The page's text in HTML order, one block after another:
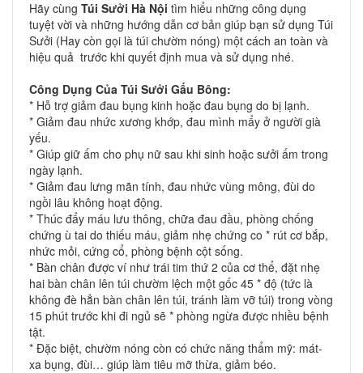
Hãy cùng Túi Sưởi Hà Nội tìm hiểu những công dụng
tuyệt vời và những hướng dẫn cơ bản giúp bạn sử dụng Túi
Sưởi (Hay còn gọi là túi chườm nóng) một cách an toàn và
hiệu quả trước khi quyết định mua và sử dụng nhé.
Công Dụng Của Túi Sưởi Gấu Bông:
* Hỗ trợ giảm đau bụng kinh hoặc đau bụng do bị lạnh.
* Giảm đau nhức xương khớp, đau mình mẩy ở người già
yếu.
* Giúp giữ ấm cho phụ nữ sau khi sinh hoặc sưởi ấm trong
ngày lạnh.
* Giảm đau lưng mãn tính, đau nhức vùng mông, đùi do
ngồi lâu không hoạt động.
* Thúc đẩy máu lưu thông, chữa đau đầu, phòng chống
chứng ù tai do thiếu máu, giảm nhẹ chứng co * rút cơ bắp,
nhức mỏi, cứng cổ, phòng bệnh cột sống.
* Bàn chân được ví như trái tim thứ 2 của cơ thể, đặt nhẹ
hai bàn chân lên túi chườm lệch một gốc 45 * độ (tức là
không đè hẳn bàn chân lên túi, tránh làm vỡ túi) trong vòng
15 phút trước khi đi ngủ sẽ * phòng ngừa được nhiều bệnh
tật.
* Đặc biệt, chườm nóng còn có chức năng thẩm mỹ: mát-
xa bụng, đùi… giúp làm tiêu mỡ thừa, giảm béo.